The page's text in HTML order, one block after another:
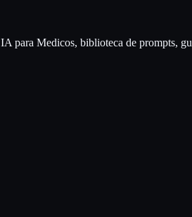
IA para Medicos, biblioteca de prompts,